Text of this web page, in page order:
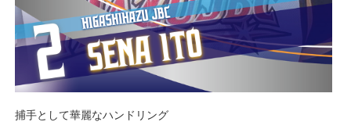
捕手として華麗なハンドリング